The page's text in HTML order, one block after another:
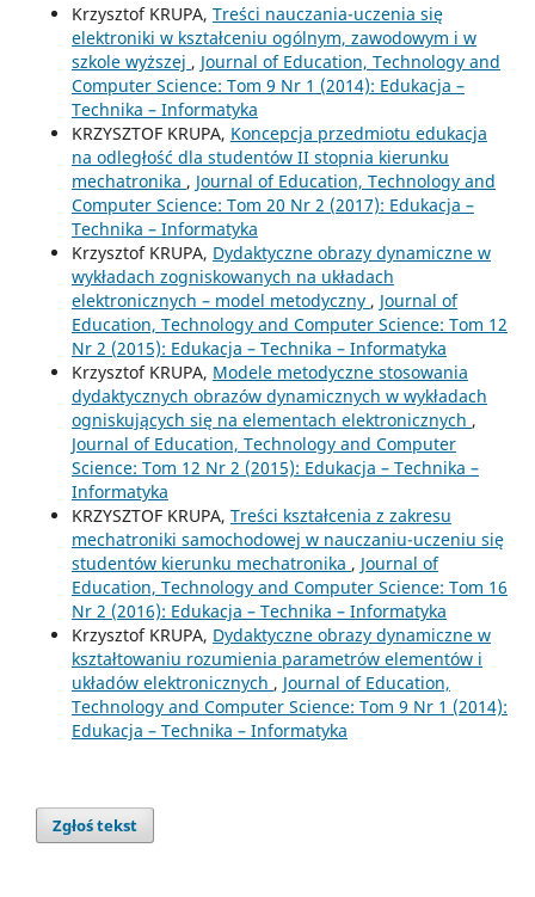
Krzysztof KRUPA, Treści nauczania-uczenia się
elektroniki w kształceniu ogólnym, zawodowym i w
szkole wyższej , Journal of Education, Technology and
Computer Science: Tom 9 Nr 1 (2014): Edukacja –
Technika – Informatyka
KRZYSZTOF KRUPA, Koncepcja przedmiotu edukacja
na odległość dla studentów II stopnia kierunku
mechatronika , Journal of Education, Technology and
Computer Science: Tom 20 Nr 2 (2017): Edukacja –
Technika – Informatyka
Krzysztof KRUPA, Dydaktyczne obrazy dynamiczne w
wykładach zogniskowanych na układach
elektronicznych – model metodyczny , Journal of
Education, Technology and Computer Science: Tom 12
Nr 2 (2015): Edukacja – Technika – Informatyka
Krzysztof KRUPA, Modele metodyczne stosowania
dydaktycznych obrazów dynamicznych w wykładach
ogniskujących się na elementach elektronicznych ,
Journal of Education, Technology and Computer
Science: Tom 12 Nr 2 (2015): Edukacja – Technika –
Informatyka
KRZYSZTOF KRUPA, Treści kształcenia z zakresu
mechatroniki samochodowej w nauczaniu-uczeniu się
studentów kierunku mechatronika , Journal of
Education, Technology and Computer Science: Tom 16
Nr 2 (2016): Edukacja – Technika – Informatyka
Krzysztof KRUPA, Dydaktyczne obrazy dynamiczne w
kształtowaniu rozumienia parametrów elementów i
układów elektronicznych , Journal of Education,
Technology and Computer Science: Tom 9 Nr 1 (2014):
Edukacja – Technika – Informatyka
Zgłoś tekst